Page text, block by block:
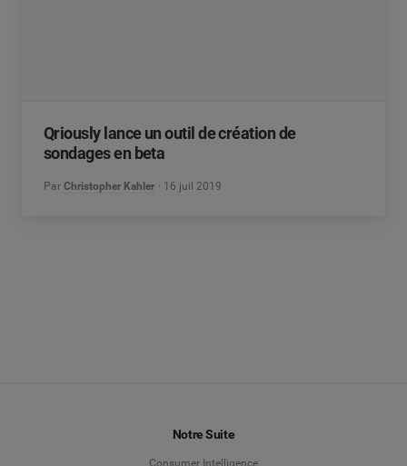
Qriously lance un outil de création de
sondages en beta
Par Christopher Kahler 16 juil 2019
Notre Suite